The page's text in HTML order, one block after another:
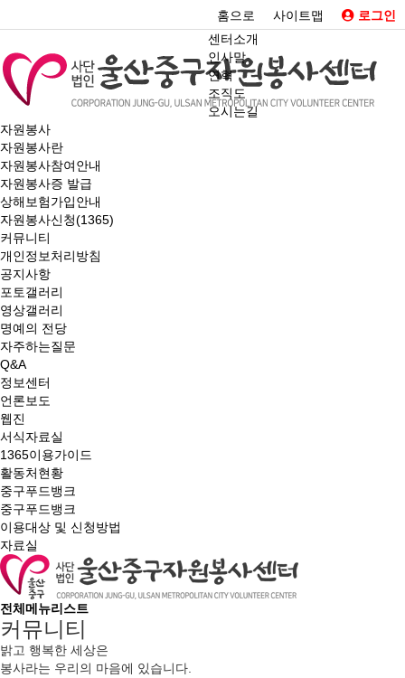
홈으로 사이트맵
로그인
센터소개
인사말
연혁
조직도
오시는길
자원봉사
자원봉사란
자원봉사참여안내
자원봉사증 발급
상해보험가입안내
자원봉사신청(1365)
커뮤니티
개인정보처리방침
공지사항
포토갤러리
영상갤러리
명예의 전당
자주하는질문
Q&A
정보센터
언론보도
웹진
서식자료실
1365이용가이드
활동처현황
중구푸드뱅크
중구푸드뱅크
이용대상 및 신청방법
자료실
전체메뉴리스트
커뮤니티
밝고 행복한 세상은
봉사라는 우리의 마음에 있습니다.